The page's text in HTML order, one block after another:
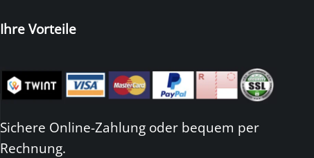
Ihre Vorteile
Sichere Online-Zahlung oder bequem per
Rechnung.